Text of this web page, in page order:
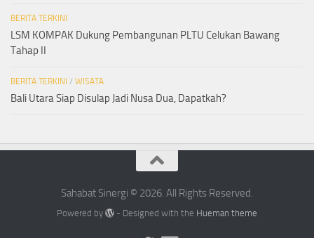
BERITA TERKINI
LSM KOMPAK Dukung Pembangunan PLTU Celukan Bawang
Tahap II
BERITA TERKINI / WISATA
Bali Utara Siap Disulap Jadi Nusa Dua, Dapatkah?
Sahabat Sinergi © 2026. All Rights Reserved.
Powered by - Designed with the Hueman theme